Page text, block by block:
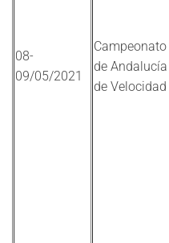
08-
09/05/2021
Campeonato
de Andalucía
de Velocidad